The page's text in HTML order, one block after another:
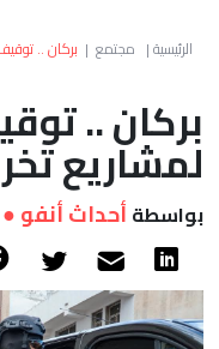
الرئيسية| مجتمع | بركان ..
بركان ..
لمشاريع
بواسطة أحداث أنفو ●